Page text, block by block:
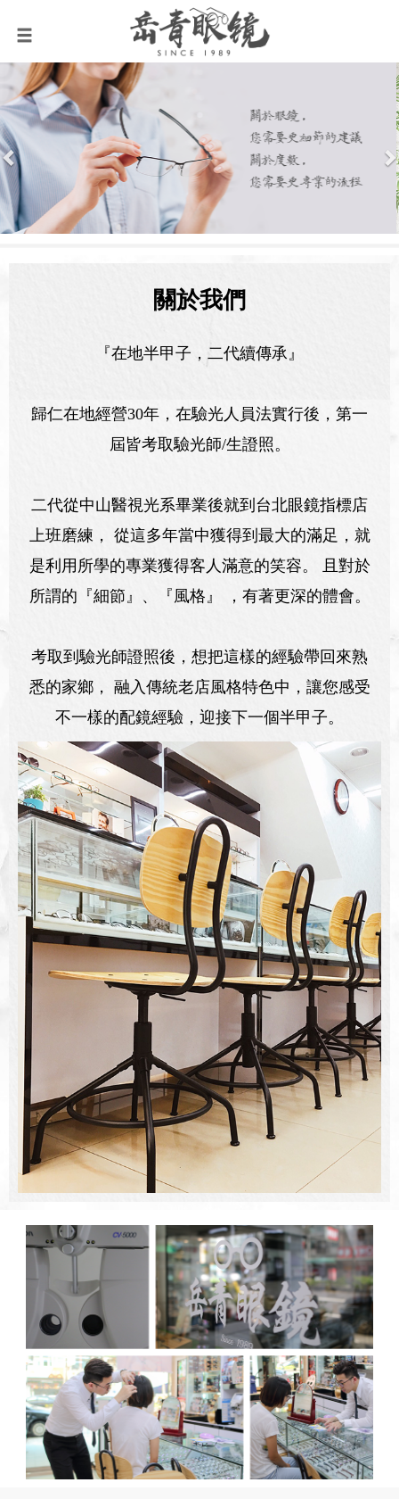
Previous
關於我們
『在地半甲子，二代續傳承』
歸仁在地經營30年，在驗光人員法實行後，第一
屆皆考取驗光師/生證照。
二代從中山醫視光系畢業後就到台北眼鏡指標店
上班磨練， 從這多年當中獲得到最大的滿足，就
是利用所學的專業獲得客人滿意的笑容。 且對於
所謂的『細節』、『風格』 ，有著更深的體會。
考取到驗光師證照後，想把這樣的經驗帶回來熟
悉的家鄉， 融入傳統老店風格特色中，讓您感受
不一樣的配鏡經驗，迎接下一個半甲子。